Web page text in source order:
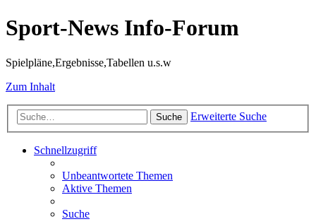
Sport-News Info-Forum
Spielpläne,Ergebnisse,Tabellen u.s.w
Zum Inhalt
Suche Erweiterte Suche
Schnellzugriff
Unbeantwortete Themen
Aktive Themen
Suche